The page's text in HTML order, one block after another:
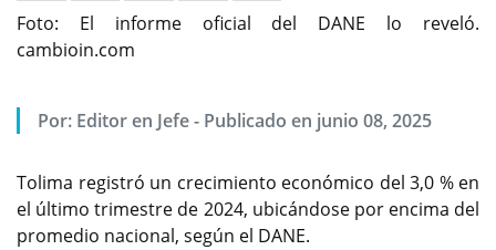
Foto: El informe oficial del DANE lo reveló.
cambioin.com
Por: Editor en Jefe - Publicado en junio 08, 2025
Tolima registró un crecimiento económico del 3,0 % en
el último trimestre de 2024, ubicándose por encima del
promedio nacional, según el DANE.